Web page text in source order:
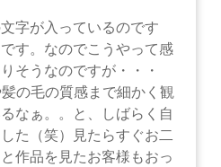
字が入っているのです
す。なのでこうやって感
そうなのですが・・・
の毛の質感まで細かく観
なぁ。。と、しばらく自
た（笑）見たらすぐお二
作品を見たお客様もおっ